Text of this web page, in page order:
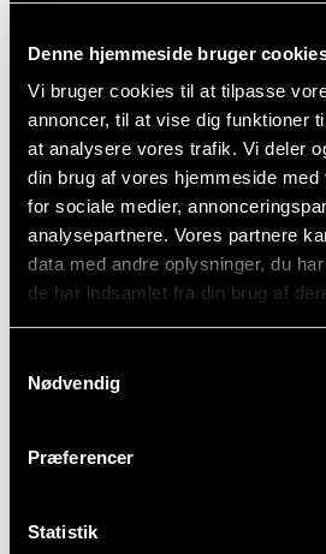
Denne hjemmeside bruger
Vi bruger cookies til at tilpasse
annoncer, til at vise dig funktioner
at analysere vores trafik. Vi deler
din brug af vores hjemmeside med
for sociale medier,
analysepartnere. Vores partnere
data med andre oplysninger, du
de har indsamlet fra din brug af
Nødvendig
Præferencer
Statistik
Med den rette SEO-strategi
hjemmeside, hvilket betyder
dermed større chancer for
være salg, tilmeldinger eller
langsigtet investering, der
for brugerne gennem relevant
indhold. Samtidig forbedres
hvilket øger chancen for, at
kunder. Online vækst sker altså
At arbejde med SEO kan være
gøre en stor forskel. Et
specialiseret sig i SEO, kan